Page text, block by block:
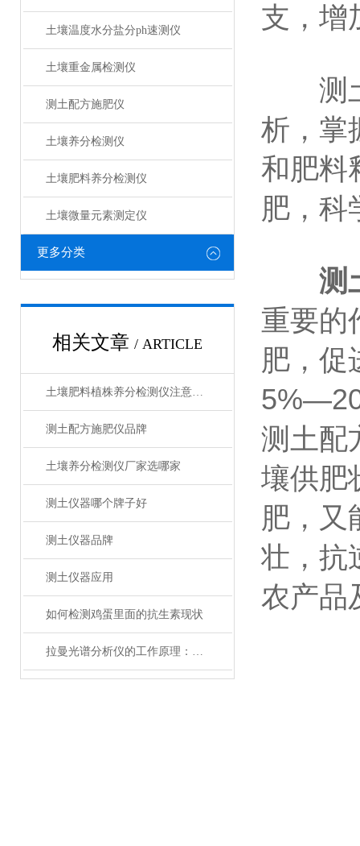
土壤温度水分盐分ph速测仪
土壤重金属检测仪
测土配方施肥仪
土壤养分检测仪
土壤肥料养分检测仪​
土壤微量元素测定仪
更多分类
相关文章 / ARTICLE
土壤肥料植株养分检测仪注意事项
测土配方施肥仪品牌
土壤养分检测仪厂家选哪家
测土仪器哪个牌子好
测土仪器品牌
测土仪器应用
如何检测鸡蛋里面的抗生素现状
拉曼光谱分析仪的工作原理：光与物质的奇妙互动
支，增
测土
析，掌
和肥料
肥，科
测
重要的
肥，促
测土配
壤供肥
肥，又
壮，抗
农产品